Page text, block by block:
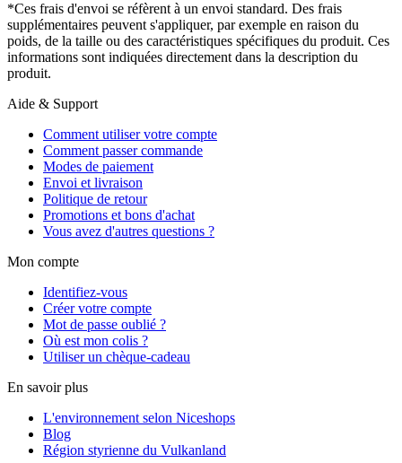
*Ces frais d'envoi se réfèrent à un envoi standard. Des frais
supplémentaires peuvent s'appliquer, par exemple en raison du
poids, de la taille ou des caractéristiques spécifiques du produit. Ces
informations sont indiquées directement dans la description du
produit.
Aide & Support
Comment utiliser votre compte
Comment passer commande
Modes de paiement
Envoi et livraison
Politique de retour
Promotions et bons d'achat
Vous avez d'autres questions ?
Mon compte
Identifiez-vous
Créer votre compte
Mot de passe oublié ?
Où est mon colis ?
Utiliser un chèque-cadeau
En savoir plus
L'environnement selon Niceshops
Blog
Région styrienne du Vulkanland